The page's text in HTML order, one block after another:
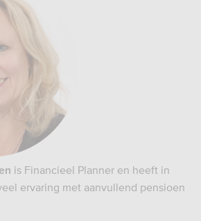
is Financieel Planner en heeft in
ervaring met aanvullend pensioen